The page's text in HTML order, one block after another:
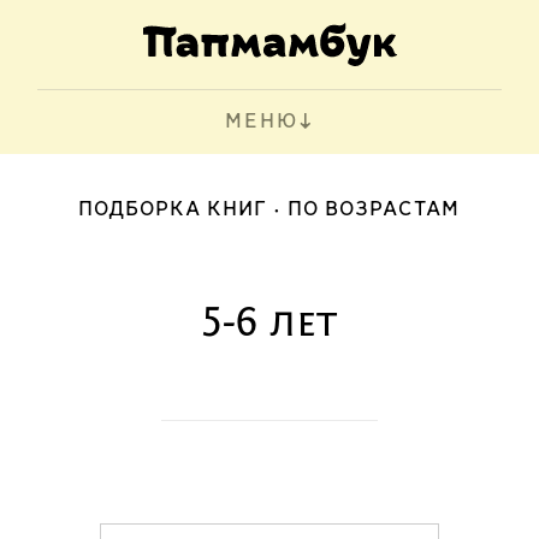
МЕНЮ
ПОДБОРКА КНИГ ПО ВОЗРАСТАМ
5-6 лет